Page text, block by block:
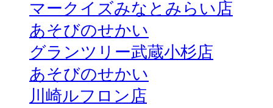
マークイズみなとみらい店
あそびのせかい
グランツリー武蔵小杉店
あそびのせかい
川崎ルフロン店